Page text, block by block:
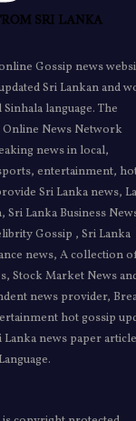
Gossip news
Sri Lankan and
language. The
News Network
news in local,
entertainment,
Sri Lanka news,
Lanka Business
Gossip , Sri Lanka
news, A collection
Stock Market News
news provider,
hot gossip
news paper